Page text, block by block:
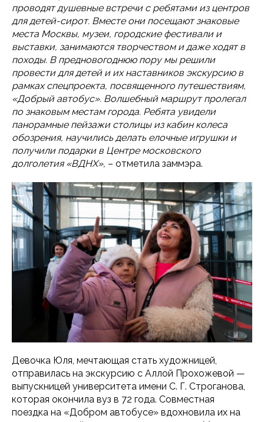
проводят душевные встречи с ребятами из центров
для детей-сирот. Вместе они посещают знаковые
места Москвы, музеи, городские фестивали и
выставки, занимаются творчеством и даже ходят в
походы. В предновогоднюю пору мы решили
провести для детей и их наставников экскурсию в
рамках спецпроекта, посвященного путешествиям,
«Добрый автобус». Волшебный маршрут пролегал
по знаковым местам города. Ребята увидели
панорамные пейзажи столицы из кабин колеса
обозрения, научились делать елочные игрушки и
получили подарки в Центре московского
долголетия «ВДНХ», – отметила заммэра.
Девочка Юля, мечтающая стать художницей,
отправилась на экскурсию с Аллой Прохожевой —
выпускницей университета имени С. Г. Строганова,
которая окончила вуз в 72 года. Совместная
поездка на «Добром автобусе» вдохновила их на